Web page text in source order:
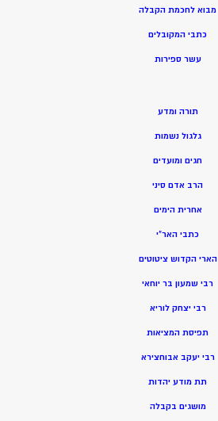
מבוא לחכמת הקבלה
כתבי המקובלים
עשר ספירות
תורה ומדע
גלגול נשמות
חגים ומועדים
הרב אדם סיני
אחרית הימים
כתבי האר”י
הארי הקדוש ציטוטים
רבי שמעון בר יוחאי
רבי יצחק לוריא
תפיסת המציאות
רבי יעקב אבוחצירא
תת מודע יהדות
מושגים בקבלה